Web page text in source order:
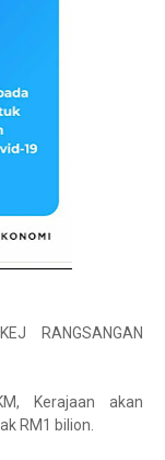
RANGSANGAN
Kerajaan akan
RM1 bilion.